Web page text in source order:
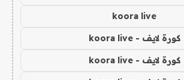
koora live
كورة لايف - koora live
كورة لايف - koora live